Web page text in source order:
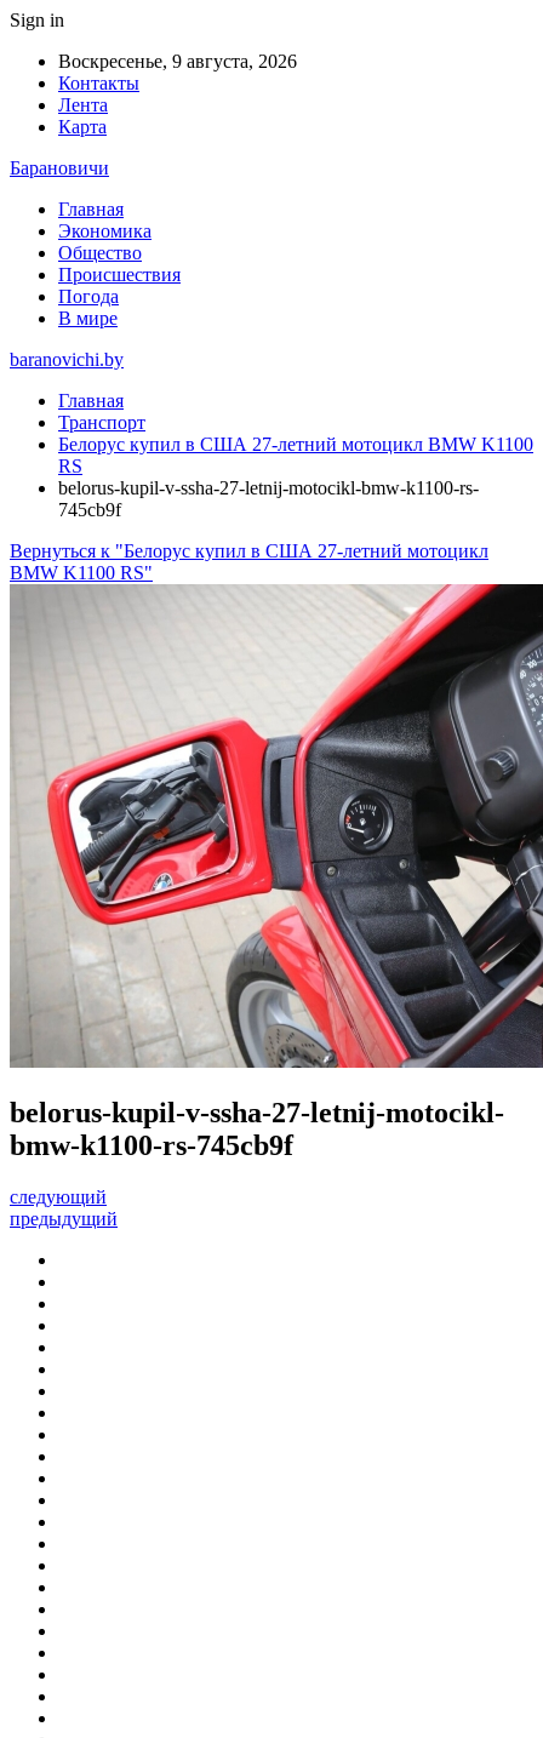
Sign in
Воскресенье, 9 августа, 2026
Контакты
Лента
Карта
Барановичи
Главная
Экономика
Общество
Происшествия
Погода
В мире
baranovichi.by
Главная
Транспорт
Белорус купил в США 27-летний мотоцикл BMW K1100
RS
belorus-kupil-v-ssha-27-letnij-motocikl-bmw-k1100-rs-
745cb9f
Вернуться к "Белорус купил в США 27-летний мотоцикл
BMW K1100 RS"
belorus-kupil-v-ssha-27-letnij-motocikl-
bmw-k1100-rs-745cb9f
следующий
предыдущий